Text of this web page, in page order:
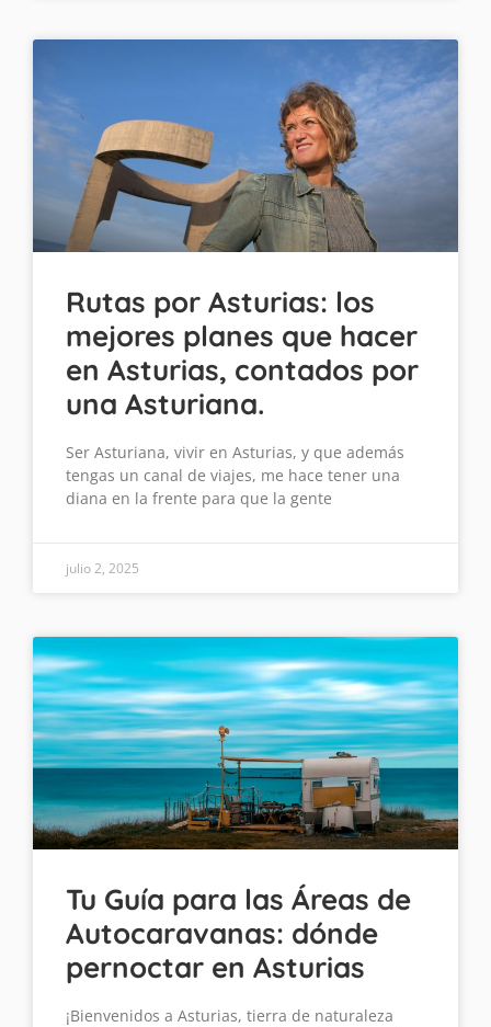
Rutas por Asturias: los
mejores planes que hacer
en Asturias, contados por
una Asturiana.
Ser Asturiana, vivir en Asturias, y que además
tengas un canal de viajes, me hace tener una
diana en la frente para que la gente
julio 2, 2025
Tu Guía para las Áreas de
Autocaravanas: dónde
pernoctar en Asturias
¡Bienvenidos a Asturias, tierra de naturaleza